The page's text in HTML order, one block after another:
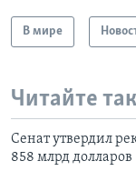
В мире
Читайте
Сенат утвердил
858 млрд долларов